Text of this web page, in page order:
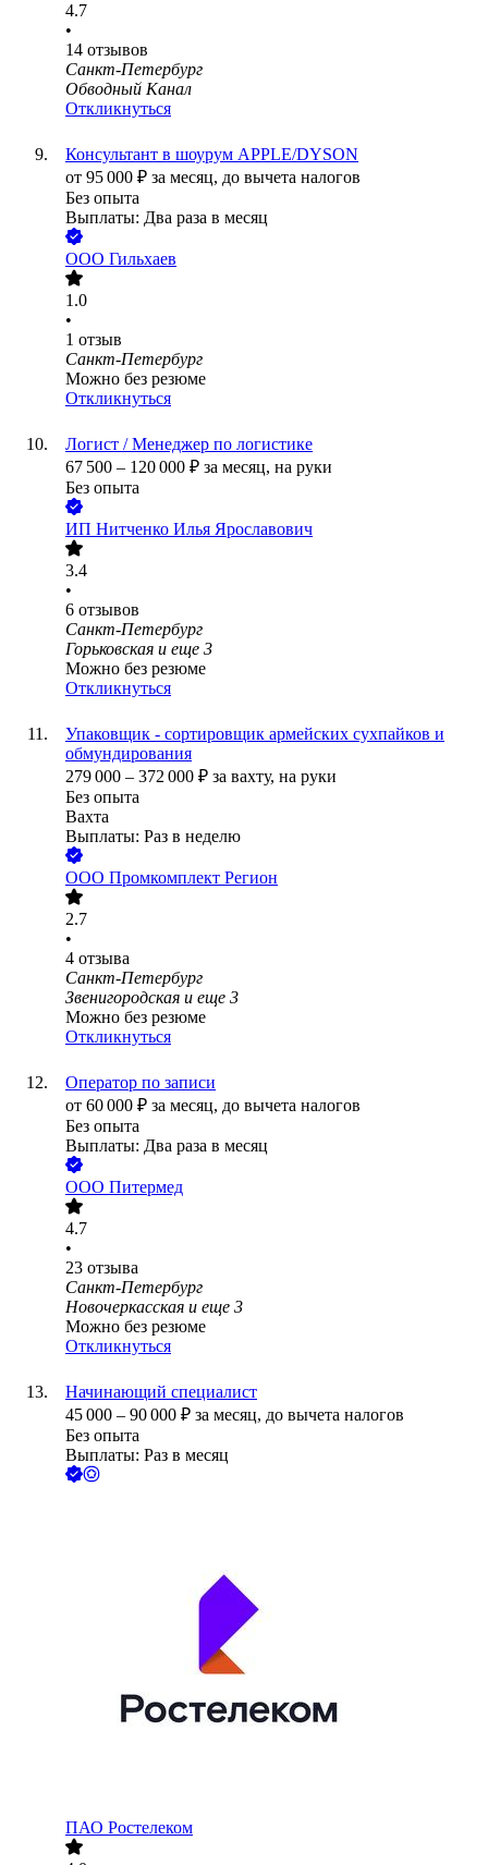
4.7
•
14 отзывов
Санкт-Петербург
Обводный Канал
Откликнуться
Консультант в шоурум APPLE/DYSON
от 95 000 ₽ за месяц, до вычета налогов
Без опыта
Выплаты: Два раза в месяц
ООО Гильхаев
1.0
•
1 отзыв
Санкт-Петербург
Можно без резюме
Откликнуться
Логист / Менеджер по логистике
67 500 – 120 000 ₽ за месяц, на руки
Без опыта
ИП Нитченко Илья Ярославович
3.4
•
6 отзывов
Санкт-Петербург
Горьковская и еще 3
Можно без резюме
Откликнуться
Упаковщик - сортировщик армейских сухпайков и
обмундирования
279 000 – 372 000 ₽ за вахту, на руки
Без опыта
Вахта
Выплаты: Раз в неделю
ООО Промкомплект Регион
2.7
•
4 отзыва
Санкт-Петербург
Звенигородская и еще 3
Можно без резюме
Откликнуться
Оператор по записи
от 60 000 ₽ за месяц, до вычета налогов
Без опыта
Выплаты: Два раза в месяц
ООО Питермед
4.7
•
23 отзыва
Санкт-Петербург
Новочеркасская и еще 3
Можно без резюме
Откликнуться
Начинающий специалист
45 000 – 90 000 ₽ за месяц, до вычета налогов
Без опыта
Выплаты: Раз в месяц
ПАО Ростелеком